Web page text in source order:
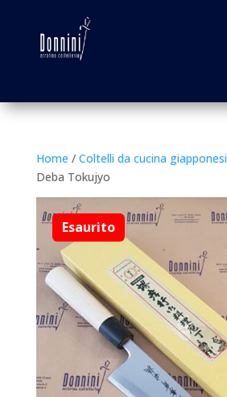
Home / Coltelli da cucina giapponesi
Deba Tokujyo